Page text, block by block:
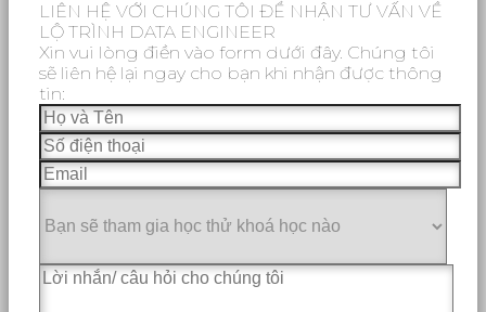
LIÊN HỆ VỚI CHÚNG TÔI ĐỂ NHẬN TƯ VẤN VỀ
LỘ TRÌNH DATA ENGINEER
Xin vui lòng điền vào form dưới đây. Chúng tôi
sẽ liên hệ lại ngay cho bạn khi nhận được thông
tin: